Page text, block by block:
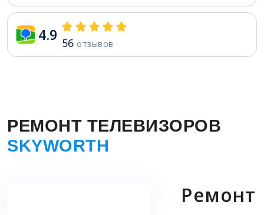
4.9 56 отзывов
РЕМОНТ ТЕЛЕВИЗОРОВ
SKYWORTH
Ремонт